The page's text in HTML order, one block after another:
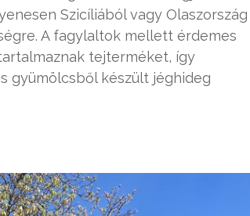
Szicíliából vagy Olaszország
A fagylaltok mellett érdemes
tejterméket, így
gyümölcsből készült jéghideg